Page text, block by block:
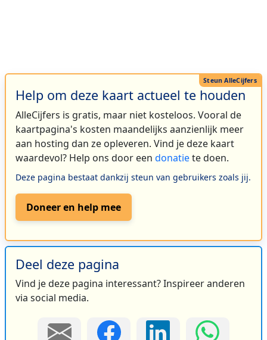
Help om deze kaart actueel te houden
AlleCijfers is gratis, maar niet kosteloos. Vooral de
kaartpagina's kosten maandelijks aanzienlijk meer
aan hosting dan ze opleveren. Vind je deze kaart
waardevol? Help ons door een donatiete doen.
Deze pagina bestaat dankzij steun van gebruikers zoals jij.
Doneer en help mee
Deel deze pagina
Vind je deze pagina interessant? Inspireer anderen
via social media.